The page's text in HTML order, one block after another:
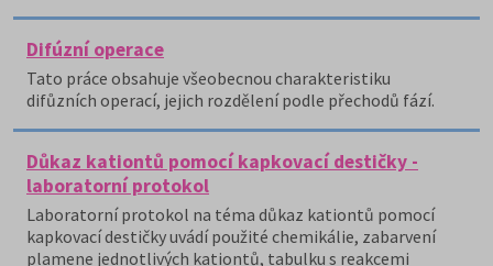
Difúzní operace
Tato práce obsahuje všeobecnou charakteristiku
difůzních operací, jejich rozdělení podle přechodů fází.
Důkaz kationtů pomocí kapkovací destičky -
laboratorní protokol
Laboratorní protokol na téma důkaz kationtů pomocí
kapkovací destičky uvádí použité chemikálie, zabarvení
plamene jednotlivých kationtů, tabulku s reakcemi